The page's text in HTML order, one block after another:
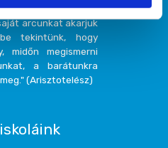
arcunkat akarjuk
tekintünk, hogy
midőn megismerni
a barátunkra
(Arisztotelész)